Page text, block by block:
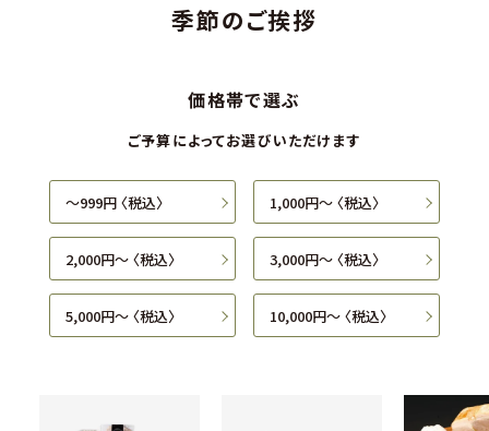
季節のご挨拶
価格帯で選ぶ
ご予算によってお選びいただけます
〜999円 〈税込〉 1,000円〜 〈税込〉
2,000円〜 〈税込〉 3,000円〜 〈税込〉
5,000円〜 〈税込〉 10,000円〜 〈税込〉